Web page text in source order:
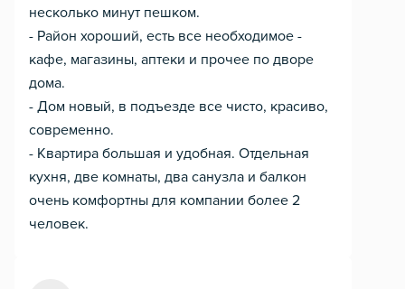
несколько минут пешком.
- Район хороший, есть все необходимое -
кафе, магазины, аптеки и прочее по дворе
дома.
- Дом новый, в подъезде все чисто, красиво,
современно.
- Квартира большая и удобная. Отдельная
кухня, две комнаты, два санузла и балкон
очень комфортны для компании более 2
человек.